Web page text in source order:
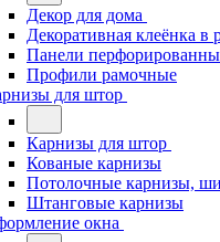
Декор для дома
Декоративная клеёнка в
Панели
Профили рамочные
для штор
Карнизы для штор
Кованые карнизы
Потолочные карнизы,
Штанговые карнизы
окна